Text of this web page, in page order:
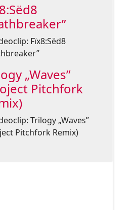
„Waves”
Pitchfork